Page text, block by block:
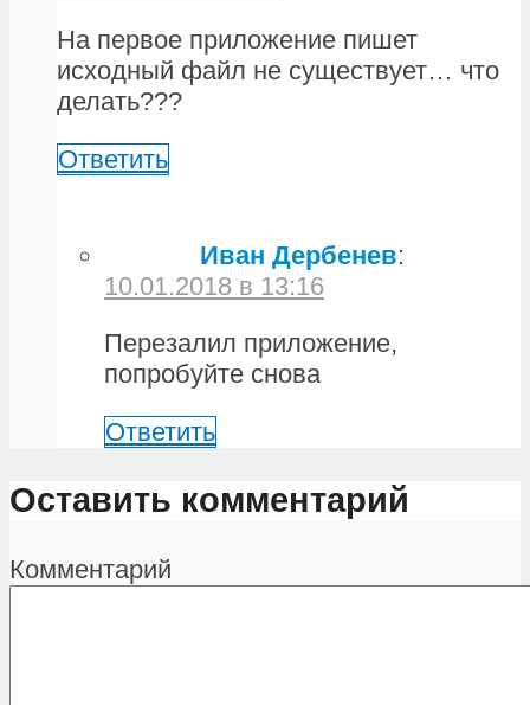
На первое приложение пишет
исходный файл не существует… что
делать???
Ответить
Иван Дербенев:
10.01.2018 в 13:16
Перезалил приложение,
попробуйте снова
Ответить
Оставить комментарий
Комментарий